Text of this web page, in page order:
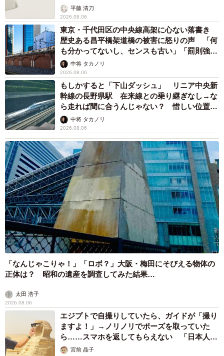
平藤 清刀
2026.08.06
東京・千代田区の中央線高架に心ない落書き
歴史ある昌平橋架道橋の被害に怒りの声 「何
も分かってないし、センスも古い」「罰則強化
して」中将 タカノリ
2026.08.06
もしかすると「下山ダッシュ」 リニア中央新
幹線の長野県駅 在来線との乗り継ぎなし→な
ら走れば間に合うんじゃない？ 惜しい位置関
係が反響
中将 タカノリ
2026.08.06
「なんじゃこりゃ！」「ロボ？」大阪・梅田にそびえる物体の
正体は？ 昭和の遺産を調査してみた結果…
太田 浩子
2026.08.06
エジプトで自撮りしていたら、ガイドが「撮り
ますよ！」→ノリノリでポーズを取っていた
ら……スマホを返してもらえない 「日本人は
カモ代表かも」「私は6時間で3万円払った」
宮前 晶子